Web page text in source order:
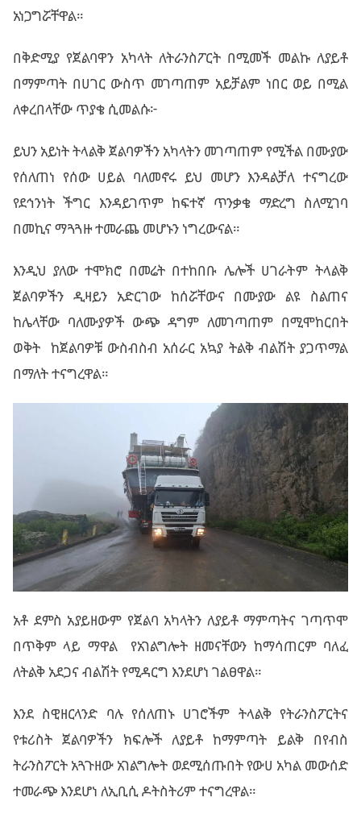
አነጋግሯቸዋል።
በቅድሚያ የጀልባዋን አካላት ለትራንስፖርት በሚመች መልኩ ለያይቶ
በማምጣት በሀገር ውስጥ መገጣጠም አይቻልም ነበር ወይ በሚል
ለቀረበላቸው ጥያቄ ሲመልሱ፦
ይህን አይነት ትላልቅ ጀልባዎችን አካላትን መገጣጠም የሚችል በሙያው
የሰለጠነ የሰው ሀይል ባለመኖሩ ይህ መሆን እንዳልቻለ ተናግረው
የደኅንነት ችግር እንዳይገጥም ከፍተኛ ጥንቃቄ ማድረግ ስለሚገባ
በመኪና ማጓጓዙ ተመራጨ መሆኑን ነግረውናል።
እንዲህ ያለው ተሞክሮ በመሬት በተከበቡ ሌሎች ሀገራትም ትላልቅ
ጀልባዎችን ዲዛይን አድርገው ከሰሯቸውና በሙያው ልዩ ስልጠና
ከሌላቸው ባለሙያዎች ውጭ ዳግም ለመገጣጠም በሚሞከርበት
ወቅት ከጀልባዎቹ ውስብስብ አሰራር አኳያ ትልቅ ብልሽት ያጋጥማል
በማለት ተናግረዋል።
አቶ ደምስ አያይዘውም የጀልባ አካላትን ለያይቶ ማምጣትና ገጣጥሞ
በጥቅም ላይ ማዋል የአገልግሎት ዘመናቸውን ከማሳጠርም ባለፈ
ለትልቅ አደጋና ብልሽት የሚዳርግ እንደሆነ ገልፀዋል።
እንደ ስዊዘርላንድ ባሉ የሰለጠኑ ሀገሮችም ትላልቅ የትራንስፖርትና
የቱሪስት ጀልባዎችን ክፍሎች ለያይቶ ከማምጣት ይልቅ በየብስ
ትራንስፖርት አጓጉዘው አገልግሎት ወደሚሰጡበት የውሀ አካል መውሰድ
ተመራጭ እንደሆነ ለኢቢሲ ዶትስትሪም ተናግረዋል።